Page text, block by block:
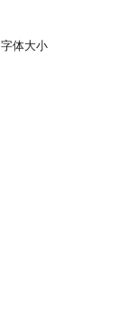
字体大小